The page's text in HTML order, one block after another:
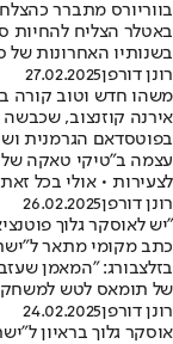
בווריורס מתברר
באטלר הצליח להחיות
בשנותיו האחרונות של
רונן דורפן27.02.2025
משהו חדש וטוב קורה
אירנה קוזנצוב,
בפוטסדאם הגרמנית
עצמה ב"טיקי טאקה של
לצעירות • אולי בכל
רונן דורפן26.02.2025
"יש לאוסקר גלוך
כתב מקומי מתאר
בזלצבורג: "המאמן
של תומאס לטש למשחק
רונן דורפן24.02.2025
אוסקר גלוך בראיון